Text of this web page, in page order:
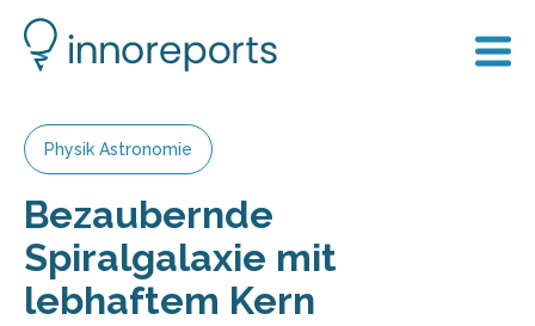
Physik Astronomie
Bezaubernde
Spiralgalaxie mit
lebhaftem Kern